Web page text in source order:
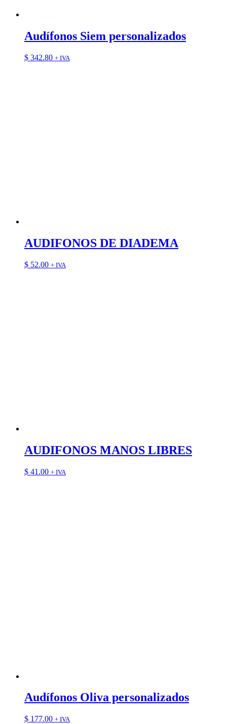
Audífonos Siem personalizados
$ 342.80 + IVA
AUDIFONOS DE DIADEMA
$ 52.00 + IVA
AUDIFONOS MANOS LIBRES
$ 41.00 + IVA
Audífonos Oliva personalizados
$ 177.00 + IVA